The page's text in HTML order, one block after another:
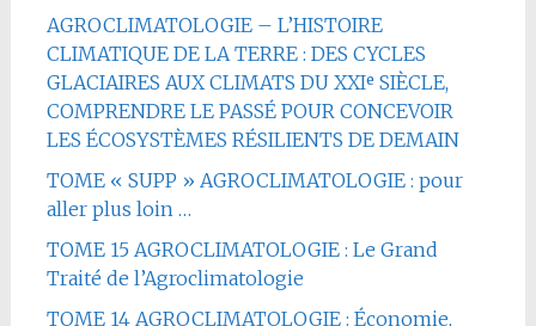
AGROCLIMATOLOGIE – L’HISTOIRE
CLIMATIQUE DE LA TERRE : DES CYCLES
GLACIAIRES AUX CLIMATS DU XXIᵉ SIÈCLE,
COMPRENDRE LE PASSÉ POUR CONCEVOIR
LES ÉCOSYSTÈMES RÉSILIENTS DE DEMAIN
TOME « SUPP » AGROCLIMATOLOGIE : pour
aller plus loin …
TOME 15 AGROCLIMATOLOGIE : Le Grand
Traité de l’Agroclimatologie
TOME 14 AGROCLIMATOLOGIE : Économie,